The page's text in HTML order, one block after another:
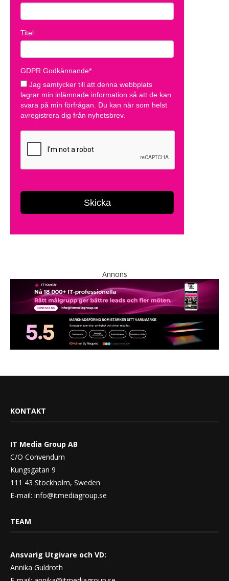
Annons
KONTAKT
IT Media Group AB
C/O Convendum
Kungsgatan 9
111 43 Stockholm, Sweden
E-mail: info@itmediagroup.se
TEAM
Ansvarig Utgivare och VD:
Annika Guldroth